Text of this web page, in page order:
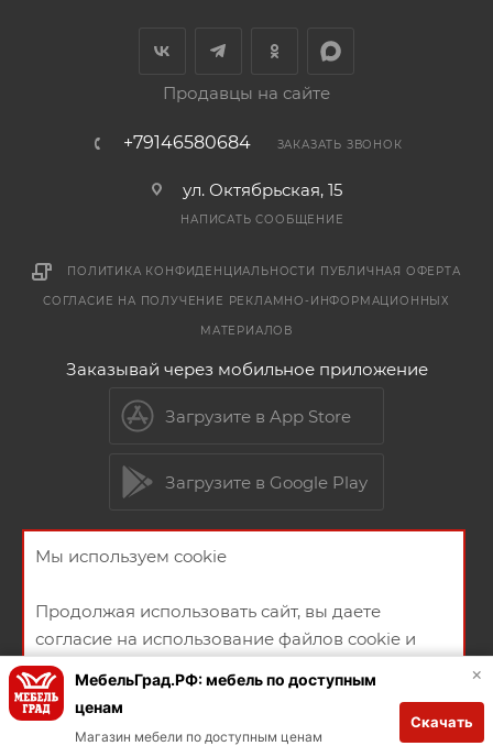
Продавцы на сайте
+79146580684 ЗАКАЗАТЬ ЗВОНОК
ул. Октябрьская, 15
НАПИСАТЬ СООБЩЕНИЕ
ПОЛИТИКА КОНФИДЕНЦИАЛЬНОСТИ ПУБЛИЧНАЯ ОФЕРТА
СОГЛАСИЕ НА ПОЛУЧЕНИЕ РЕКЛАМНО-ИНФОРМАЦИОННЫХ
МАТЕРИАЛОВ
Заказывай через мобильное приложение
Загрузите в App Store
Загрузите в Google Play
Мы используем cookie
Продолжая использовать сайт, вы даете
согласие на использование файлов cookie и
политикой конфиденциальности
ХОРОШО
×
МебельГрад.РФ: мебель по доступным
ценам
Магазин мебели по доступным ценам
Скачать